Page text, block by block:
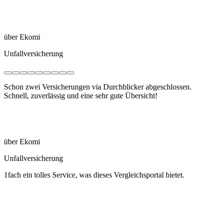
über Ekomi
Unfallversicherung
Schon zwei Versicherungen via Durchblicker abgeschlossen.
Schnell, zuverlässig und eine sehr gute Übersicht!
über Ekomi
Unfallversicherung
1fach ein tolles Service, was dieses Vergleichsportal bietet.